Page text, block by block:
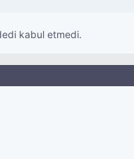
kabul etmedi.